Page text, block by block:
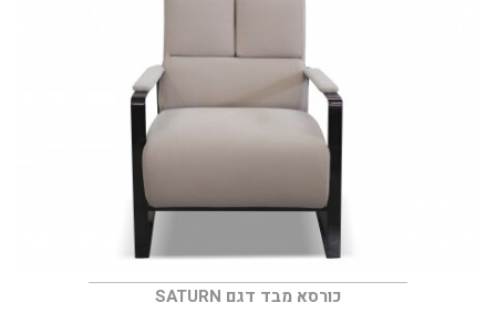
כורסא מבד דגם SATURN